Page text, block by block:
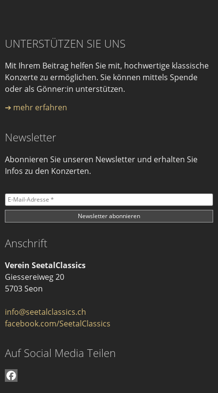
UNTERSTÜTZEN SIE UNS
Mit Ihrem Beitrag helfen Sie mit, hochwertige klassische
Konzerte zu ermöglichen. Sie können mittels Spende
oder als Gönner:in unterstützen.
➔ mehr erfahren
Newsletter
Abonnieren Sie unseren Newsletter und erhalten Sie
Infos zu den Konzerten.
Anschrift
Verein SeetalClassics
Giessereiweg 20
5703 Seon
info@seetalclassics.ch
facebook.com/SeetalClassics
Auf Social Media Teilen